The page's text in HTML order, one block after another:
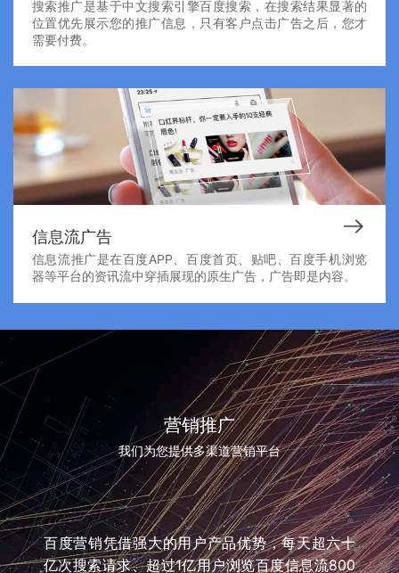
搜索推广是基于中文搜索引擎百度搜索，在搜索结果显著的
位置优先展示您的推广信息，只有客户点击广告之后，您才
需要付费。
信息流广告
信息流推广是在百度APP、百度首页、贴吧、百度手机浏览
器等平台的资讯流中穿插展现的原生广告，广告即是内容。
营销推广
我们为您提供多渠道营销平台
百度营销凭借强大的用户产品优势，每天超六十
亿次搜索请求、超过1亿用户浏览百度信息流800